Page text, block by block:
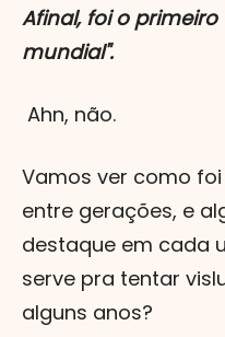
Afinal, foi o
mundial".
Ahn, não.
Vamos ver como
entre gerações, e
destaque em cada
serve pra tentar
alguns anos?